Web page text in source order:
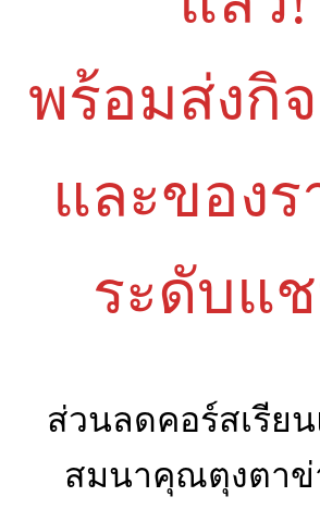
พร้อมส่งกิ
และของร
ระดับแ
ส่วนลดคอร์สเรีย
สมนาคุณตุงตา